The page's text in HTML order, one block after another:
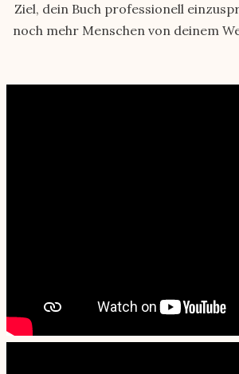
Ziel, dein Buch professionell
noch mehr Menschen von deinem